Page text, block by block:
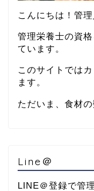
こんにちは！管
管理栄養士の資
ています。
このサイトでは
ます。
ただいま、食材
Line＠
LINE＠登録で管